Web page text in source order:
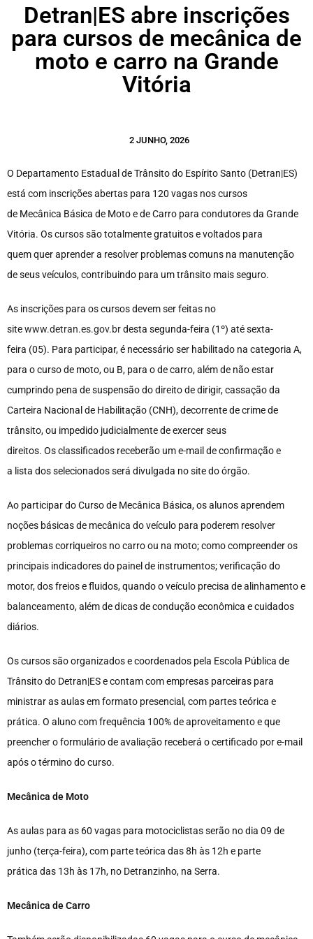
Detran|ES abre inscrições
para cursos de mecânica de
moto e carro na Grande
Vitória
2 JUNHO, 2026
O Departamento Estadual de Trânsito do Espírito Santo (Detran|ES)
está com inscrições abertas para 120 vagas nos cursos
de Mecânica Básica de Moto e de Carro para condutores da Grande
Vitória. Os cursos são totalmente gratuitos e voltados para
quem quer aprender a resolver problemas comuns na manutenção
de seus veículos, contribuindo para um trânsito mais seguro.
As inscrições para os cursos devem ser feitas no
sitewww.detran.es.gov.brdesta segunda-feira (1º) até sexta-
feira (05). Para participar, é necessário ser habilitado na categoria A,
para o curso de moto, ou B, para o de carro, além de não estar
cumprindo pena de suspensão do direito de dirigir, cassação da
Carteira Nacional de Habilitação (CNH), decorrente de crime de
trânsito, ou impedido judicialmente de exercer seus
direitos. Os classificados receberão um e-mail de confirmação e
a lista dos selecionados será divulgada no site do órgão.
Ao participar do Curso de Mecânica Básica, os alunos aprendem
noções básicas de mecânica do veículo para poderem resolver
problemas corriqueiros no carro ou na moto; como compreender os
principais indicadores do painel de instrumentos; verificação do
motor, dos freios e fluidos, quando o veículo precisa de alinhamento e
balanceamento, além de dicas de condução econômica e cuidados
diários.
Os cursos são organizados e coordenados pela Escola Pública de
Trânsito do Detran|ES e contam com empresas parceiras para
ministrar as aulas em formato presencial, com partes teórica e
prática. O aluno com frequência 100% de aproveitamento e que
preencher o formulário de avaliação receberá o certificado por e-mail
após o término do curso.
Mecânica de Moto
As aulas para as 60 vagas para motociclistas serão no dia 09 de
junho (terça-feira), com parte teórica das 8h às 12h e parte
prática das 13h às 17h, no Detranzinho, na Serra.
Mecânica de Carro